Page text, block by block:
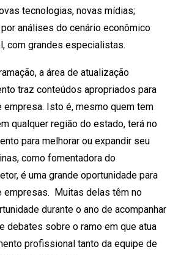
tecnologias, novas mídias;
análises do cenário econômico
com grandes especialistas.
a área de atualização
traz conteúdos apropriados para
Isto é, mesmo quem tem
qualquer região do estado, terá no
para melhorar ou expandir seu
como fomentadora do
é uma grande oportunidade para
Muitas delas têm no
durante o ano de acompanhar
debates sobre o ramo em que atua
profissional tanto da equipe de